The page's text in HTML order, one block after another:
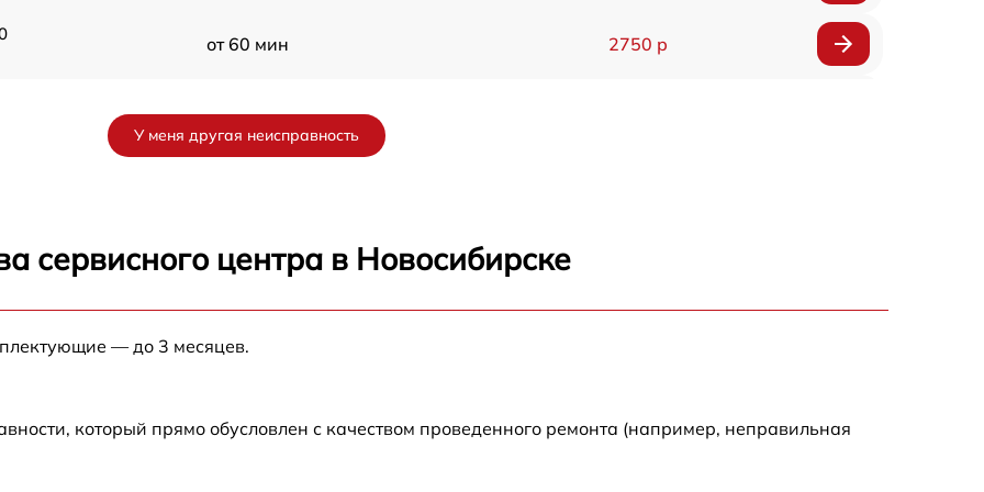
от 60 мин 2750 р
от 60 мин
от 60 мин 1100 р
от 60 мин 1800 р
У меня другая неисправность
сервисного центра в Новосибирске
— до 3 месяцев.
который прямо обусловлен с качеством проведенного ремонта (например, неправильная